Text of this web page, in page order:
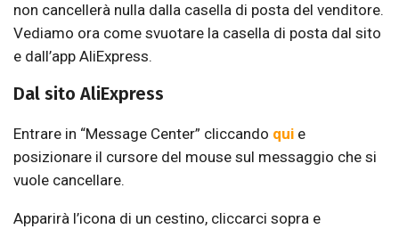
non cancellerà nulla dalla casella di posta del venditore.
Vediamo ora come svuotare la casella di posta dal sito
e dall’app AliExpress.
Dal sito AliExpress
Entrare in “Message Center” cliccando qui e
posizionare il cursore del mouse sul messaggio che si
vuole cancellare.
Apparirà l’icona di un cestino, cliccarci sopra e